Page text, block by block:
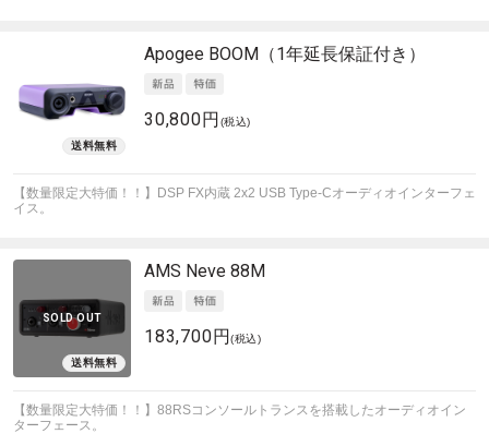
Apogee BOOM（1年延長保証付き）
30,800円 (税込)
【数量限定大特価！！】DSP FX内蔵 2x2 USB Type-Cオーディオインターフェ
イス。
SOLD OUT
AMS Neve 88M
183,700円(税込)
【数量限定大特価！！】88RSコンソールトランスを搭載したオーディオイン
ターフェース。